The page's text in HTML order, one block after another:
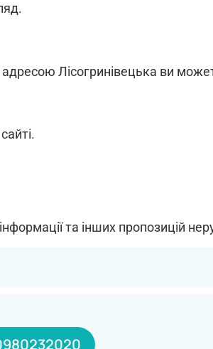
адресою Лісогринівецька ви
та інших пропозицій